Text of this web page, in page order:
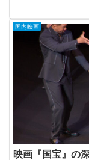
国内映画
映画『国宝』の